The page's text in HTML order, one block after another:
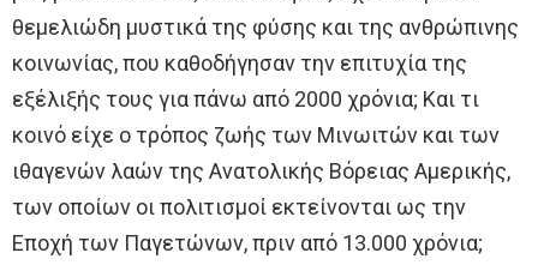
θεμελιώδη μυστικά της φύσης και της ανθρώπινης
κοινωνίας, που καθοδήγησαν την επιτυχία της
εξέλιξής τους για πάνω από 2000 χρόνια; Και τι
κοινό είχε ο τρόπος ζωής των Μινωιτών και των
ιθαγενών λαών της Ανατολικής Βόρειας Αμερικής,
των οποίων οι πολιτισμοί εκτείνονται ως την
Εποχή των Παγετώνων, πριν από 13.000 χρόνια;